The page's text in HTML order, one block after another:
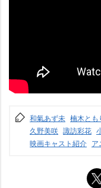
和氣あず未 楠木とも
久野美咲 諏訪彩花
映画キャスト紹介 ア